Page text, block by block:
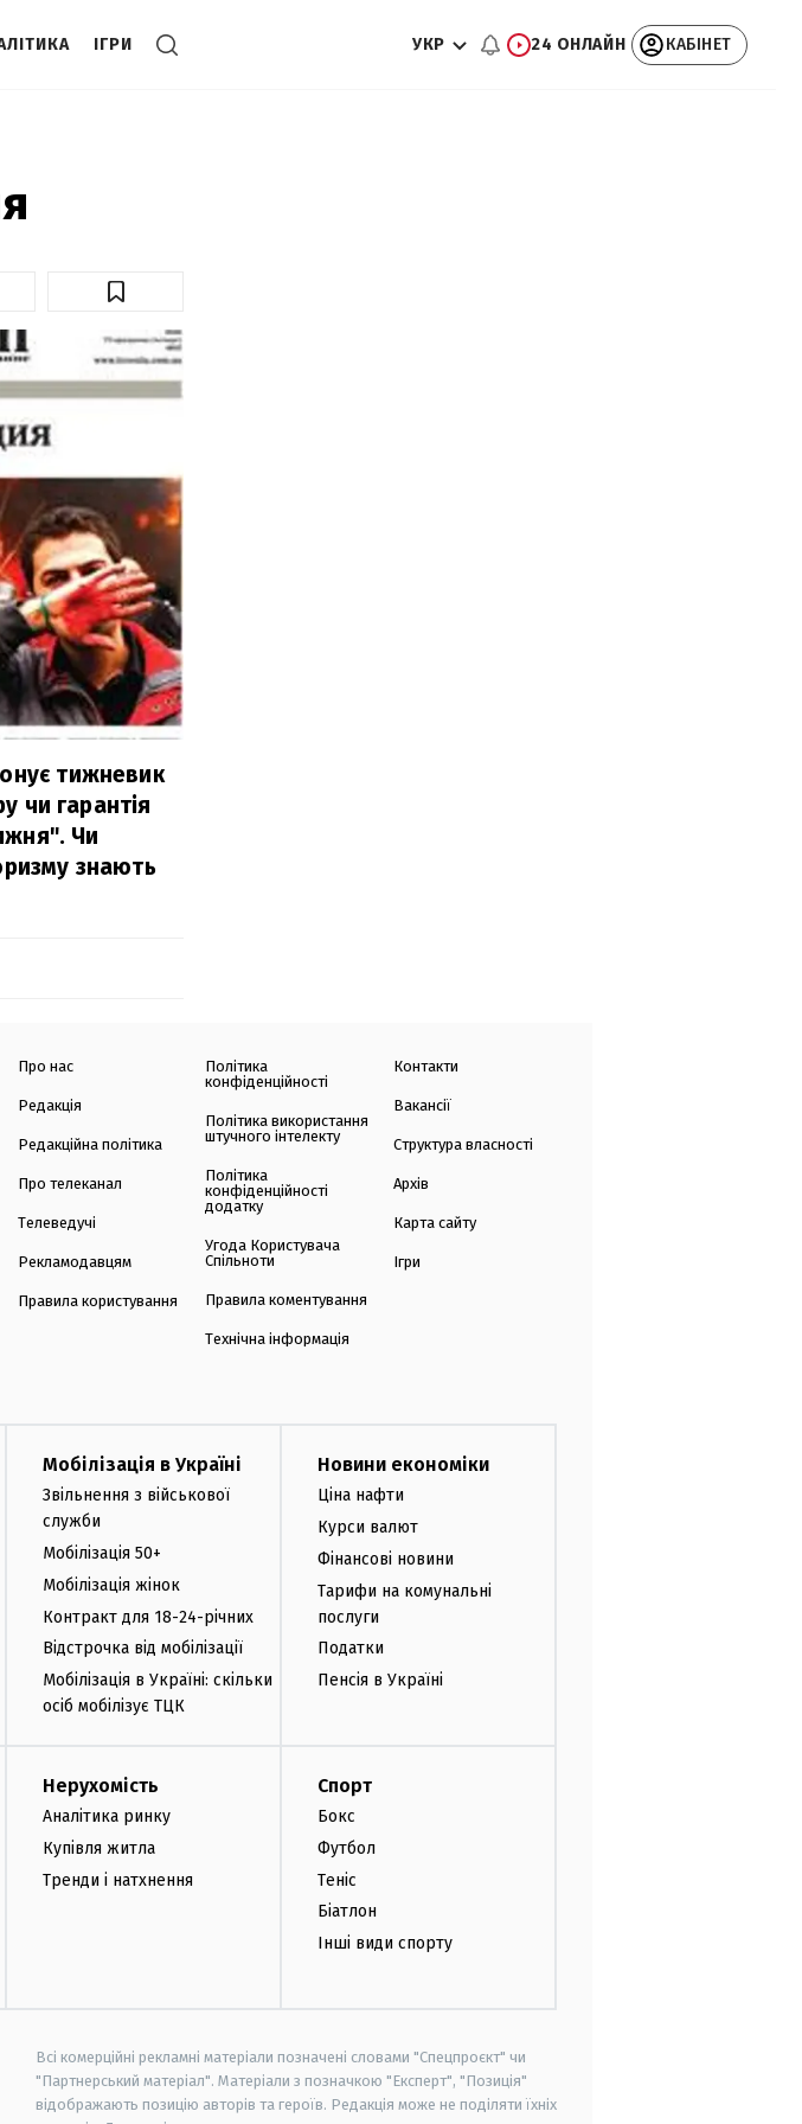
ІГРИ УКР 24 ОНЛАЙН КАБІНЕТ
тижневик
чи гарантія
Чи
знають
Про нас
Редакція
Редакційна політика
Про телеканал
Телеведучі
Рекламодавцям
Правила користування
Політика
конфіденційності
Політика використання
штучного інтелекту
Політика
конфіденційності
додатку
Угода Користувача
Спільноти
Правила коментування
Технічна інформація
Контакти
Вакансії
Структура власності
Архів
Карта сайту
Ігри
Мобілізація в Україні
Звільнення з військової
служби
Мобілізація 50+
Мобілізація жінок
Контракт для 18-24-річних
Відстрочка від мобілізації
Мобілізація в Україні: скільки
осіб мобілізує ТЦК
Новини економіки
Ціна нафти
Курси валют
Фінансові новини
Тарифи на комунальні
послуги
Податки
Пенсія в Україні
Нерухомість
Аналітика ринку
Купівля житла
Тренди і натхнення
Спорт
Бокс
Футбол
Теніс
Біатлон
Інші види спорту
Всі комерційні рекламні матеріали позначені словами "Спецпроєкт" чи
"Партнерський матеріал". Матеріали з позначкою "Експерт", "Позиція"
відображають позицію авторів та героїв. Редакція може не поділяти їхніх